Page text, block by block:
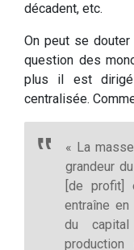
décadent, etc.
On peut se
question des
plus il est dirigé
centralisée.
« La
grandeur
[de
entraîne
du
production